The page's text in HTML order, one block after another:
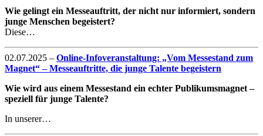
Wie gelingt ein Messeauftritt, der nicht nur informiert, sondern
junge Menschen begeistert?
Diese…
02.07.2025 – Online-Infoveranstaltung: „Vom Messestand zum
Magnet“ – Messeauftritte, die junge Talente begeistern
Wie wird aus einem Messestand ein echter Publikumsmagnet –
speziell für junge Talente?
In unserer…